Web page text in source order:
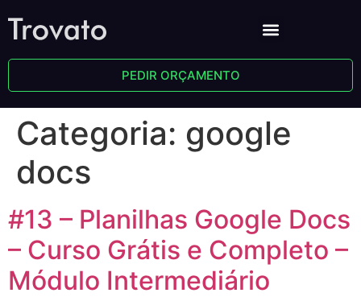
PEDIR ORÇAMENTO
Categoria: google
docs
#13 – Planilhas Google Docs
– Curso Grátis e Completo –
Módulo Intermediário